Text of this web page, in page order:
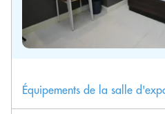
Équipements de la salle